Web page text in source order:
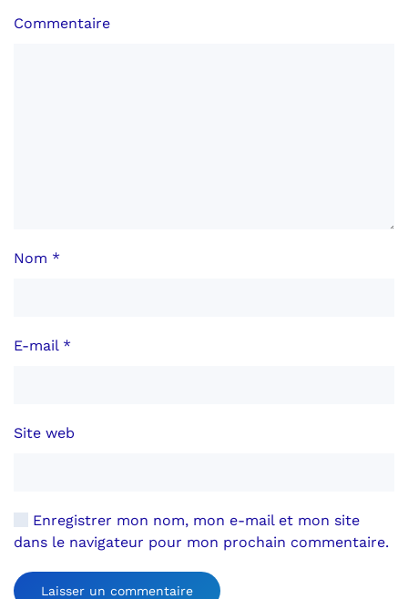
Commentaire
Nom *
E-mail *
Site web
Enregistrer mon nom, mon e-mail et mon site
dans le navigateur pour mon prochain commentaire.
Laisser un commentaire